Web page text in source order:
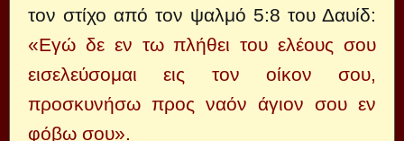
τον στίχο από τον ψαλμό 5:8 του Δαυίδ:
«Εγώ δε εν τω πλήθει του ελέους σου
εισελεύσομαι εις τον οίκον σου,
προσκυνήσω προς ναόν άγιον σου εν
φόβω σου».